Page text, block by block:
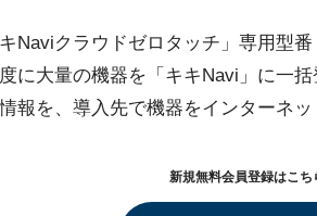
Naviクラウドゼロタッチ」専用型
に大量の機器を「キキNavi」に一
報を、導入先で機器をインターネ
新規無料会員登録はこち